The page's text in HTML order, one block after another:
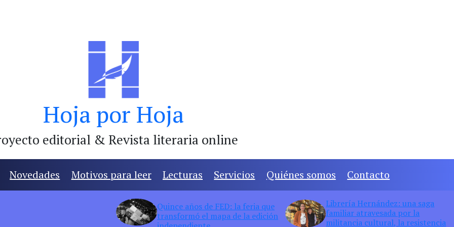
Hoja por Hoja
editorial & Revista literaria online
Novedades Motivos para leer Lecturas Servicios Quiénes somos Contacto
Quince años de FED: la feria que
transformó el mapa de la edición
Librería Hernández: una saga
familiar atravesada por la
militancia cultural, la resistencia